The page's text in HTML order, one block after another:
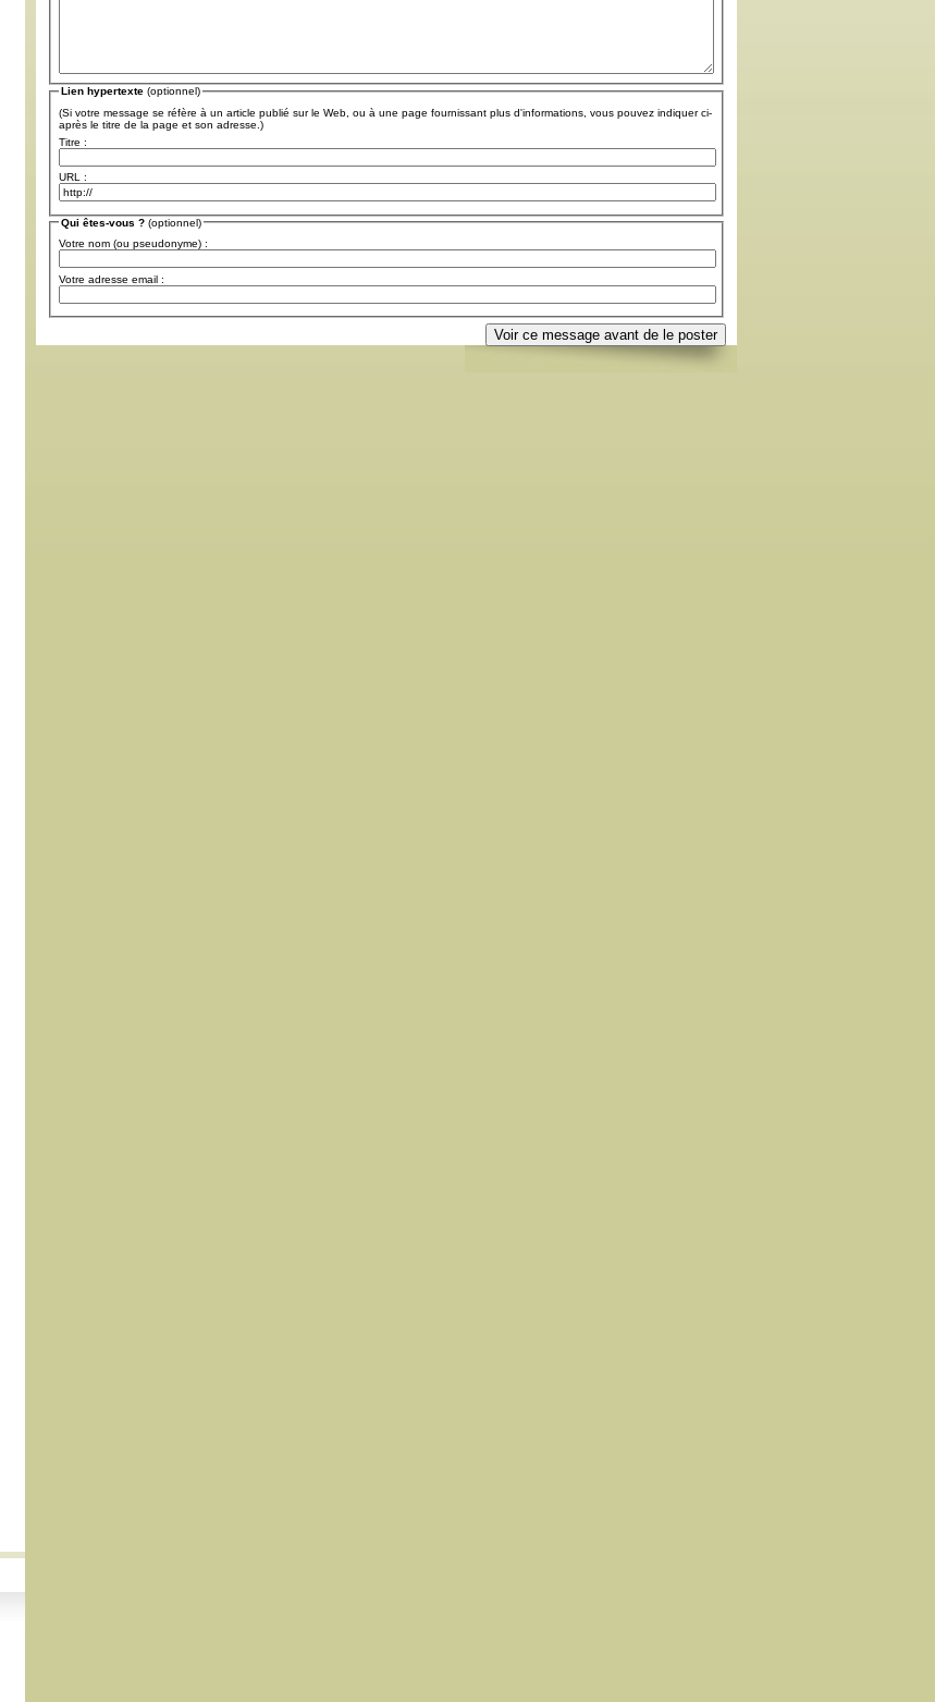
Lien hypertexte (optionnel)
(Si votre message se réfère à un article publié sur le Web, ou à une page fournissant plus d'informations, vous pouvez indiquer ci-
après le titre de la page et son adresse.)
Titre :
URL :
Qui êtes-vous ? (optionnel)
Votre nom (ou pseudonyme) :
Votre adresse email :